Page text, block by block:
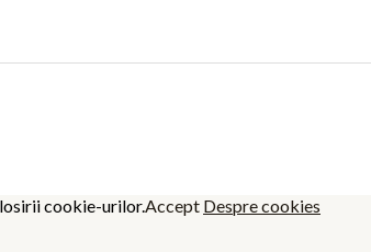
cookie-urilor.Accept Despre cookies